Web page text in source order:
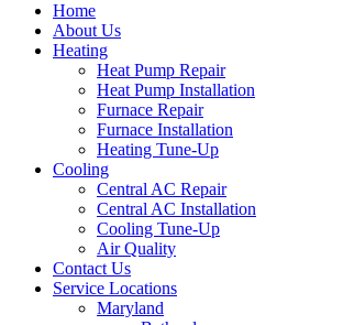
Home
About Us
Heating
Heat Pump Repair
Heat Pump Installation
Furnace Repair
Furnace Installation
Heating Tune-Up
Cooling
Central AC Repair
Central AC Installation
Cooling Tune-Up
Air Quality
Contact Us
Service Locations
Maryland